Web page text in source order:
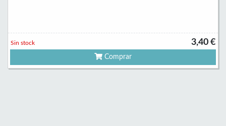
3,40 €
Sin stock
Comprar